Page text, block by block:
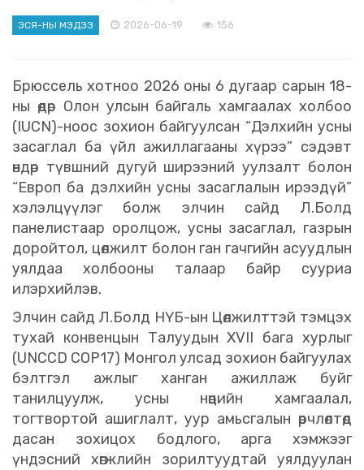
ЭСЯ-НЫ МЭДЭЭ 2026-06-19 156
Брюссель хотноо 2026 оны 6 дугаар сарын 18-
ны өдөр Олон улсын байгаль хамгаалах холбоо
(IUCN)-ноос зохион байгуулсан “Дэлхийн усны
засаглал ба үйл ажиллагааны хүрээ” сэдэвт
өндөр түвшний дугуй ширээний уулзалт болон
“Европ ба дэлхийн усны засаглалын ирээдүй”
хэлэлцүүлэг болж элчин сайд Л.Болд
панелистаар оролцож, усны засаглал, газрын
доройтол, цөлжилт болон ган гачгийн асуудлын
уялдаа холбооны талаар байр сууриа
илэрхийлэв.
Элчин сайд Л.Болд НҮБ-ын Цөлжилттэй тэмцэх
тухай конвенцын Талуудын XVII бага хурлыг
(UNCCD COP17) Монгол улсад зохион байгуулах
бэлтгэл ажлыг ханган ажиллаж буйг
танилцуулж, усны нөөцийн хамгаалал,
тогтвортой ашиглалт, уур амьсгалын өөрчлөлтөд
дасан зохицох бодлого, арга хэмжээг
үндэсний хөгжлийн зорилтуудтай уялдуулан